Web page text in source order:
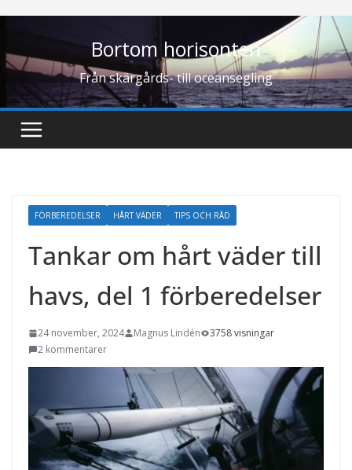
innehåll
Bortom horisonten
Från skärgårds- till oceansegling
FÖRBEREDELSER HÅRT VÄDER TIPS OCH RÅD
Tankar om hårt väder till
havs, del 1 förberedelser
24 november, 2024 Magnus Lindén
3758 visningar
2 kommentarer